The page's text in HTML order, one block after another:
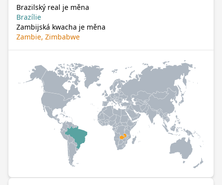
Brazilský real je měna
Brazílie
Zambijská kwacha je měna
Zambie, Zimbabwe